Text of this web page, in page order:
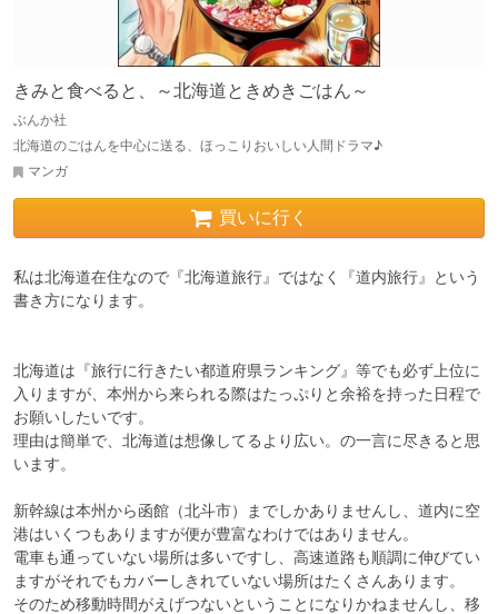
きみと食べると、～北海道ときめきごはん～
ぶんか社
北海道のごはんを中心に送る、ほっこりおいしい人間ドラマ♪
マンガ
買いに行く
私は北海道在住なので『北海道旅行』ではなく『道内旅行』という
書き方になります。
北海道は『旅行に行きたい都道府県ランキング』等でも必ず上位に
入りますが、本州から来られる際はたっぷりと余裕を持った日程で
お願いしたいです。
理由は簡単で、北海道は想像してるより広い。の一言に尽きると思
います。
新幹線は本州から函館（北斗市）までしかありませんし、道内に空
港はいくつもありますが便が豊富なわけではありません。
電車も通っていない場所は多いですし、高速道路も順調に伸びてい
ますがそれでもカバーしきれていない場所はたくさんあります。
そのため移動時間がえげつないということになりかねませんし、移